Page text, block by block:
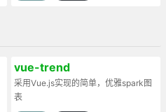
vue-trend
采用Vue.js实现的简单，优雅spark图
表